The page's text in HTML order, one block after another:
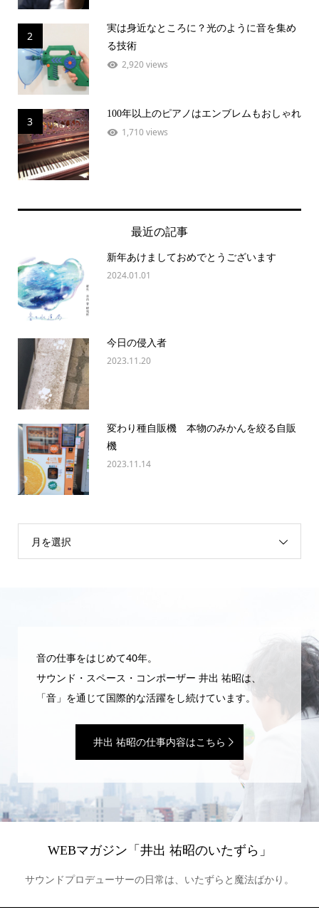
2
実は身近なところに？光のように音を集め
る技術
2,920 views
3
100年以上のピアノはエンブレムもおしゃれ
1,710 views
最近の記事
新年あけましておめでとうございます
2024.01.01
今日の侵入者
2023.11.20
変わり種自販機 本物のみかんを絞る自販
機
2023.11.14
月を選択
音の仕事をはじめて40年。
サウンド・スペース・コンポーザー 井出 祐昭は、
「音」を通じて国際的な活躍をし続けています。
井出 祐昭の仕事内容はこちら
WEBマガジン「井出 祐昭のいたずら」
サウンドプロデューサーの日常は、いたずらと魔法ばかり。